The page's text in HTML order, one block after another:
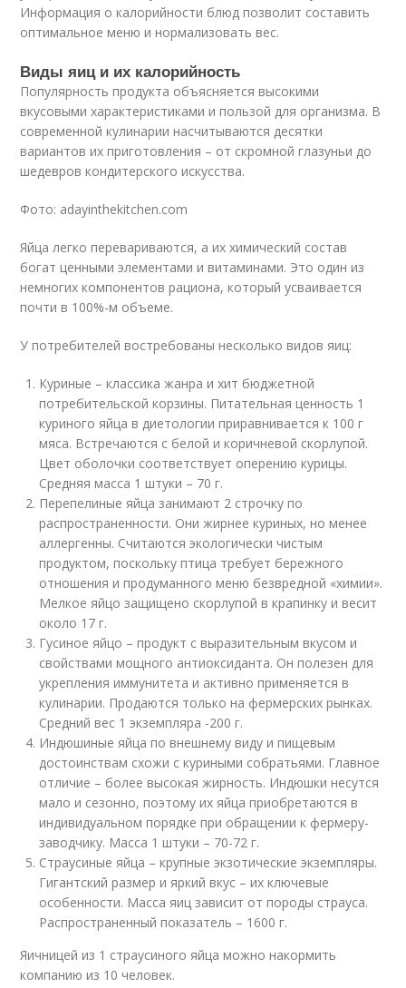
Информация о калорийности блюд позволит составить
оптимальное меню и нормализовать вес.
Виды яиц и их калорийность
Популярность продукта объясняется высокими
вкусовыми характеристиками и пользой для организма. В
современной кулинарии насчитываются десятки
вариантов их приготовления – от скромной глазуньи до
шедевров кондитерского искусства.
Фото: adayinthekitchen.com
Яйца легко перевариваются, а их химический состав
богат ценными элементами и витаминами. Это один из
немногих компонентов рациона, который усваивается
почти в 100%-м объеме.
У потребителей востребованы несколько видов яиц:
Куриные – классика жанра и хит бюджетной
потребительской корзины. Питательная ценность 1
куриного яйца в диетологии приравнивается к 100 г
мяса. Встречаются с белой и коричневой скорлупой.
Цвет оболочки соответствует оперению курицы.
Средняя масса 1 штуки – 70 г.
Перепелиные яйца занимают 2 строчку по
распространенности. Они жирнее куриных, но менее
аллергенны. Считаются экологически чистым
продуктом, поскольку птица требует бережного
отношения и продуманного меню безвредной «химии».
Мелкое яйцо защищено скорлупой в крапинку и весит
около 17 г.
Гусиное яйцо – продукт с выразительным вкусом и
свойствами мощного антиоксиданта. Он полезен для
укрепления иммунитета и активно применяется в
кулинарии. Продаются только на фермерских рынках.
Средний вес 1 экземпляра -200 г.
Индюшиные яйца по внешнему виду и пищевым
достоинствам схожи с куриными собратьями. Главное
отличие – более высокая жирность. Индюшки несутся
мало и сезонно, поэтому их яйца приобретаются в
индивидуальном порядке при обращении к фермеру-
заводчику. Масса 1 штуки – 70-72 г.
Страусиные яйца – крупные экзотические экземпляры.
Гигантский размер и яркий вкус – их ключевые
особенности. Масса яиц зависит от породы страуса.
Распространенный показатель – 1600 г.
Яичницей из 1 страусиного яйца можно накормить
компанию из 10 человек.